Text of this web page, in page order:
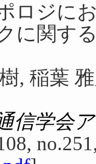
ロジに
に関す
, 稲葉
信学会